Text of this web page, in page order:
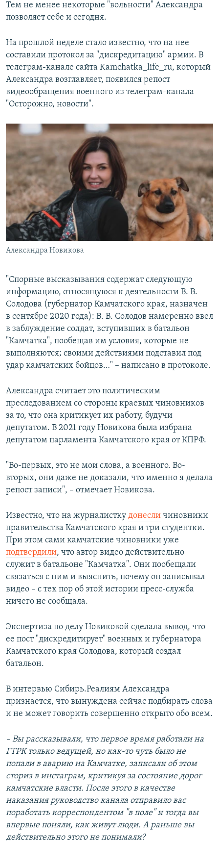
Тем не менее некоторые "вольности" Александра
позволяет себе и сегодня.
На прошлой неделе стало известно, что на нее
составили протокол за "дискредитацию" армии. В
телеграм-канале сайта Kamchatka_life_ru, который
Александра возглавляет, появился репост
видеообращения военного из телеграм-канала
"Осторожно, новости".
Александра Новикова
"Спорные высказывания содержат следующую
информацию, относящуюся к деятельности В. В.
Солодова (губернатор Камчатского края, назначен
в сентябре 2020 года): В. В. Солодов намеренно ввел
в заблуждение солдат, вступивших в батальон
"Камчатка", пообещав им условия, которые не
выполняются; своими действиями подставил под
удар камчатских бойцов…" – написано в протоколе.
Александра считает это политическим
преследованием со стороны краевых чиновников
за то, что она критикует их работу, будучи
депутатом. В 2021 году Новикова была избрана
депутатом парламента Камчатского края от КПРФ.
"Во-первых, это не мои слова, а военного. Во-
вторых, они даже не доказали, что именно я делала
репост записи", – отмечает Новикова.
Известно, что на журналистку донесли чиновники
правительства Камчатского края и три студентки.
При этом сами камчатские чиновники уже
подтвердили, что автор видео действительно
служит в батальоне "Камчатка". Они пообещали
связаться с ним и выяснить, почему он записывал
видео – с тех пор об этой истории пресс-служба
ничего не сообщала.
Экспертиза по делу Новиковой сделала вывод, что
ее пост "дискредитирует" военных и губернатора
Камчатского края Солодова, который создал
батальон.
В интервью Сибирь.Реалиям Александра
признается, что вынуждена сейчас подбирать слова
и не может говорить совершенно открыто обо всем.
– Вы рассказывали, что первое время работали на
ГТРК только ведущей, но как-то чуть было не
попали в аварию на Камчатке, записали об этом
сториз в инстаграм, критикуя за состояние дорог
камчатские власти. После этого в качестве
наказания руководство канала отправило вас
поработать корреспондентом "в поле" и тогда вы
впервые поняли, как живут люди. А раньше вы
действительно этого не понимали?